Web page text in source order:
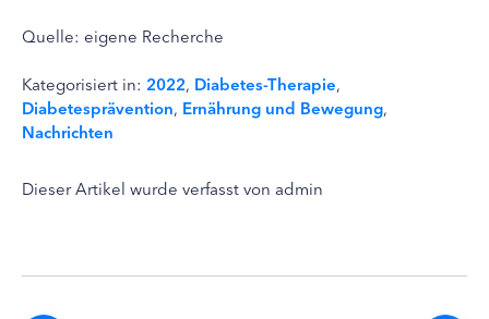
Quelle: eigene Recherche
Kategorisiert in: 2022, Diabetes-Therapie,
Diabetesprävention, Ernährung und Bewegung,
Nachrichten
Dieser Artikel wurde verfasst von admin